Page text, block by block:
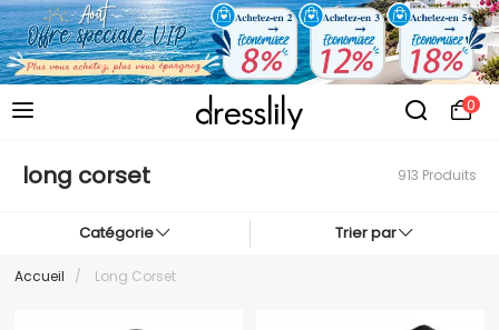
0
long corset 913 Produits
Catégorie Trier par
Accueil / Long Corset